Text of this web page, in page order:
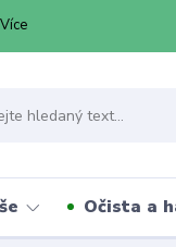
Více
Očista a